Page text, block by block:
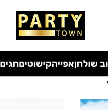
ללא מע"מעד סוף החודש
שולחןאפייהקישוטיםחגים